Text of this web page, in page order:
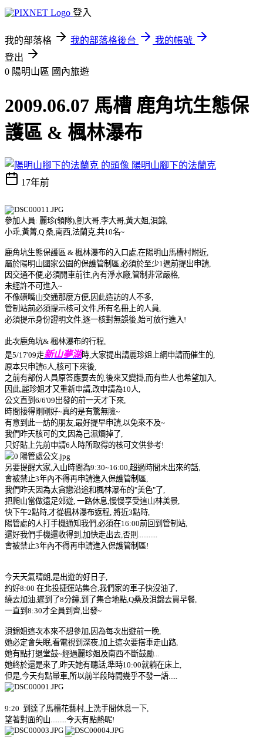
登入
我的部落格 我的部落格後台
我的帳號
登出
0 陽明山區 國內旅遊
2009.06.07 馬槽 鹿角坑生態保
護區 & 楓林瀑布
陽明山腳下的法蘭克
17年前
參加人員: 麗珍(領隊),劉大哥,李大哥,黃大姐,浿錦,
小乖,黃菁,Q 桑,南西,法蘭克,共10名~
鹿角坑生態保護區 & 楓林瀑布的入口處,在陽明山馬槽村附近,
屬於陽明山國家公園的保護管制區,必須於至少1週前提出申請,
因交通不便,必須開車前往,內有淨水廠,管制非常嚴格,
未經許不可進入~
不像磺嘴山交通那麼方便,因此造訪的人不多,
管制站前必須提示核可文件,所有名冊上的人員,
必須提示身份證明文件,逐一核對無誤後,始可放行進入!
此次鹿角坑& 楓林瀑布的行程,
是5/17'09走新山夢湖時,大家提出請麗珍姐上網申請而催生的,
原本只申請6人,核可下來後,
之前有部份人員原答應要去的,後來又變掛,而有些人也希望加入,
因此,麗珍姐才又重新申請, 改申請為10人,
公文直到6/6'09出發的前一天才下來,
時間接得剛剛好~真的是有驚無險~
有意到此一訪的朋友,最好提早申請,以免來不及~
我們昨天核可的文,因為己濕爛掉了,
只好貼上先前申請6人時所取得的核可文供參考!
另要提醒大家,入山時間為9:30~16:00,超過時間未出來的話,
會被禁止3年內不得再申請進入保護管制區,
我們昨天因為太貪戀沿途和楓林瀑布的"美色"了,
把爬山當做遠足郊遊, 一路休息,慢慢享受這山林美景,
快下午2點時,才從楓林瀑布返程, 將近3點時,
陽管處的人打手機通知我們,必須在16:00前回到管制站,
還好我們手機還收得到,加快走出去,否則...........
會被禁止3年內不得再申請進入保護管制區!
今天天氣晴朗,是出遊的好日子,
約好8:00 在北投捷運站集合,我們家的車子快沒油了,
繞去加油,遲到了8分鐘,到了集合地點,Q桑及浿錦去買早餐,
一直到8:30才全員到齊,出發~
浿錦姐這次本來不想參加,因為每次出遊前一晚,
她必定會失眠,看電視到深夜,加上這次要搭車走山路,
她有點打退堂鼓~經過麗珍姐及南西不斷鼓勵...
她終於還是來了,昨天她有聽話,準時10:00就躺在床上,
但是,今天有點暈車,所以前半段時間幾乎不發一語.....
9:20 到達了馬槽花藝村,上洗手間休息一下,
望著對面的山.........今天有點熱呢!